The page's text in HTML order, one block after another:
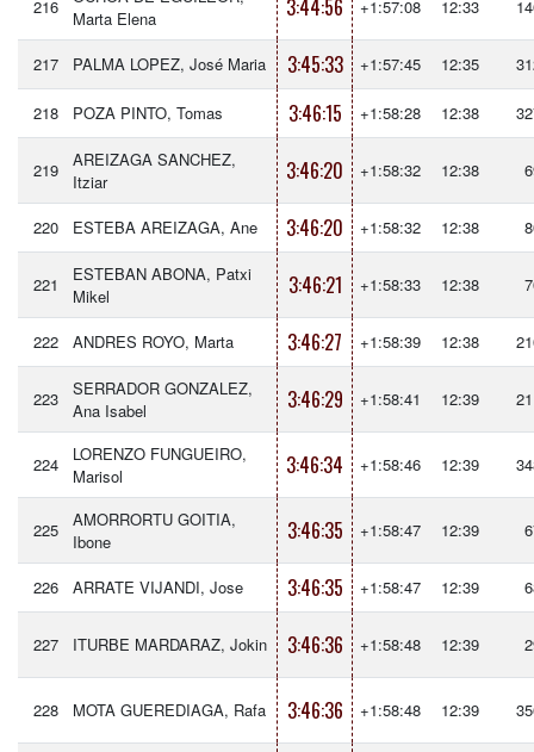
216
Marta Elena
3:44:56 +1:57:08 12:33
217 PALMA LOPEZ, José Maria 3:45:33 +1:57:45 12:35
218 POZA PINTO, Tomas 3:46:15 +1:58:28 12:38
219
AREIZAGA SANCHEZ,
Itziar
3:46:20 +1:58:32 12:38
220 ESTEBA AREIZAGA, Ane 3:46:20 +1:58:32 12:38
221
ESTEBAN ABONA, Patxi
Mikel
3:46:21 +1:58:33 12:38
222 ANDRES ROYO, Marta 3:46:27 +1:58:39 12:38
223
SERRADOR GONZALEZ,
Ana Isabel
3:46:29 +1:58:41 12:39
224
LORENZO FUNGUEIRO,
Marisol
3:46:34 +1:58:46 12:39
225
AMORRORTU GOITIA,
Ibone
3:46:35 +1:58:47 12:39
226 ARRATE VIJANDI, Jose 3:46:35 +1:58:47 12:39
227 ITURBE MARDARAZ, Jokin 3:46:36 +1:58:48 12:39
228 MOTA GUEREDIAGA, Rafa 3:46:36 +1:58:48 12:39